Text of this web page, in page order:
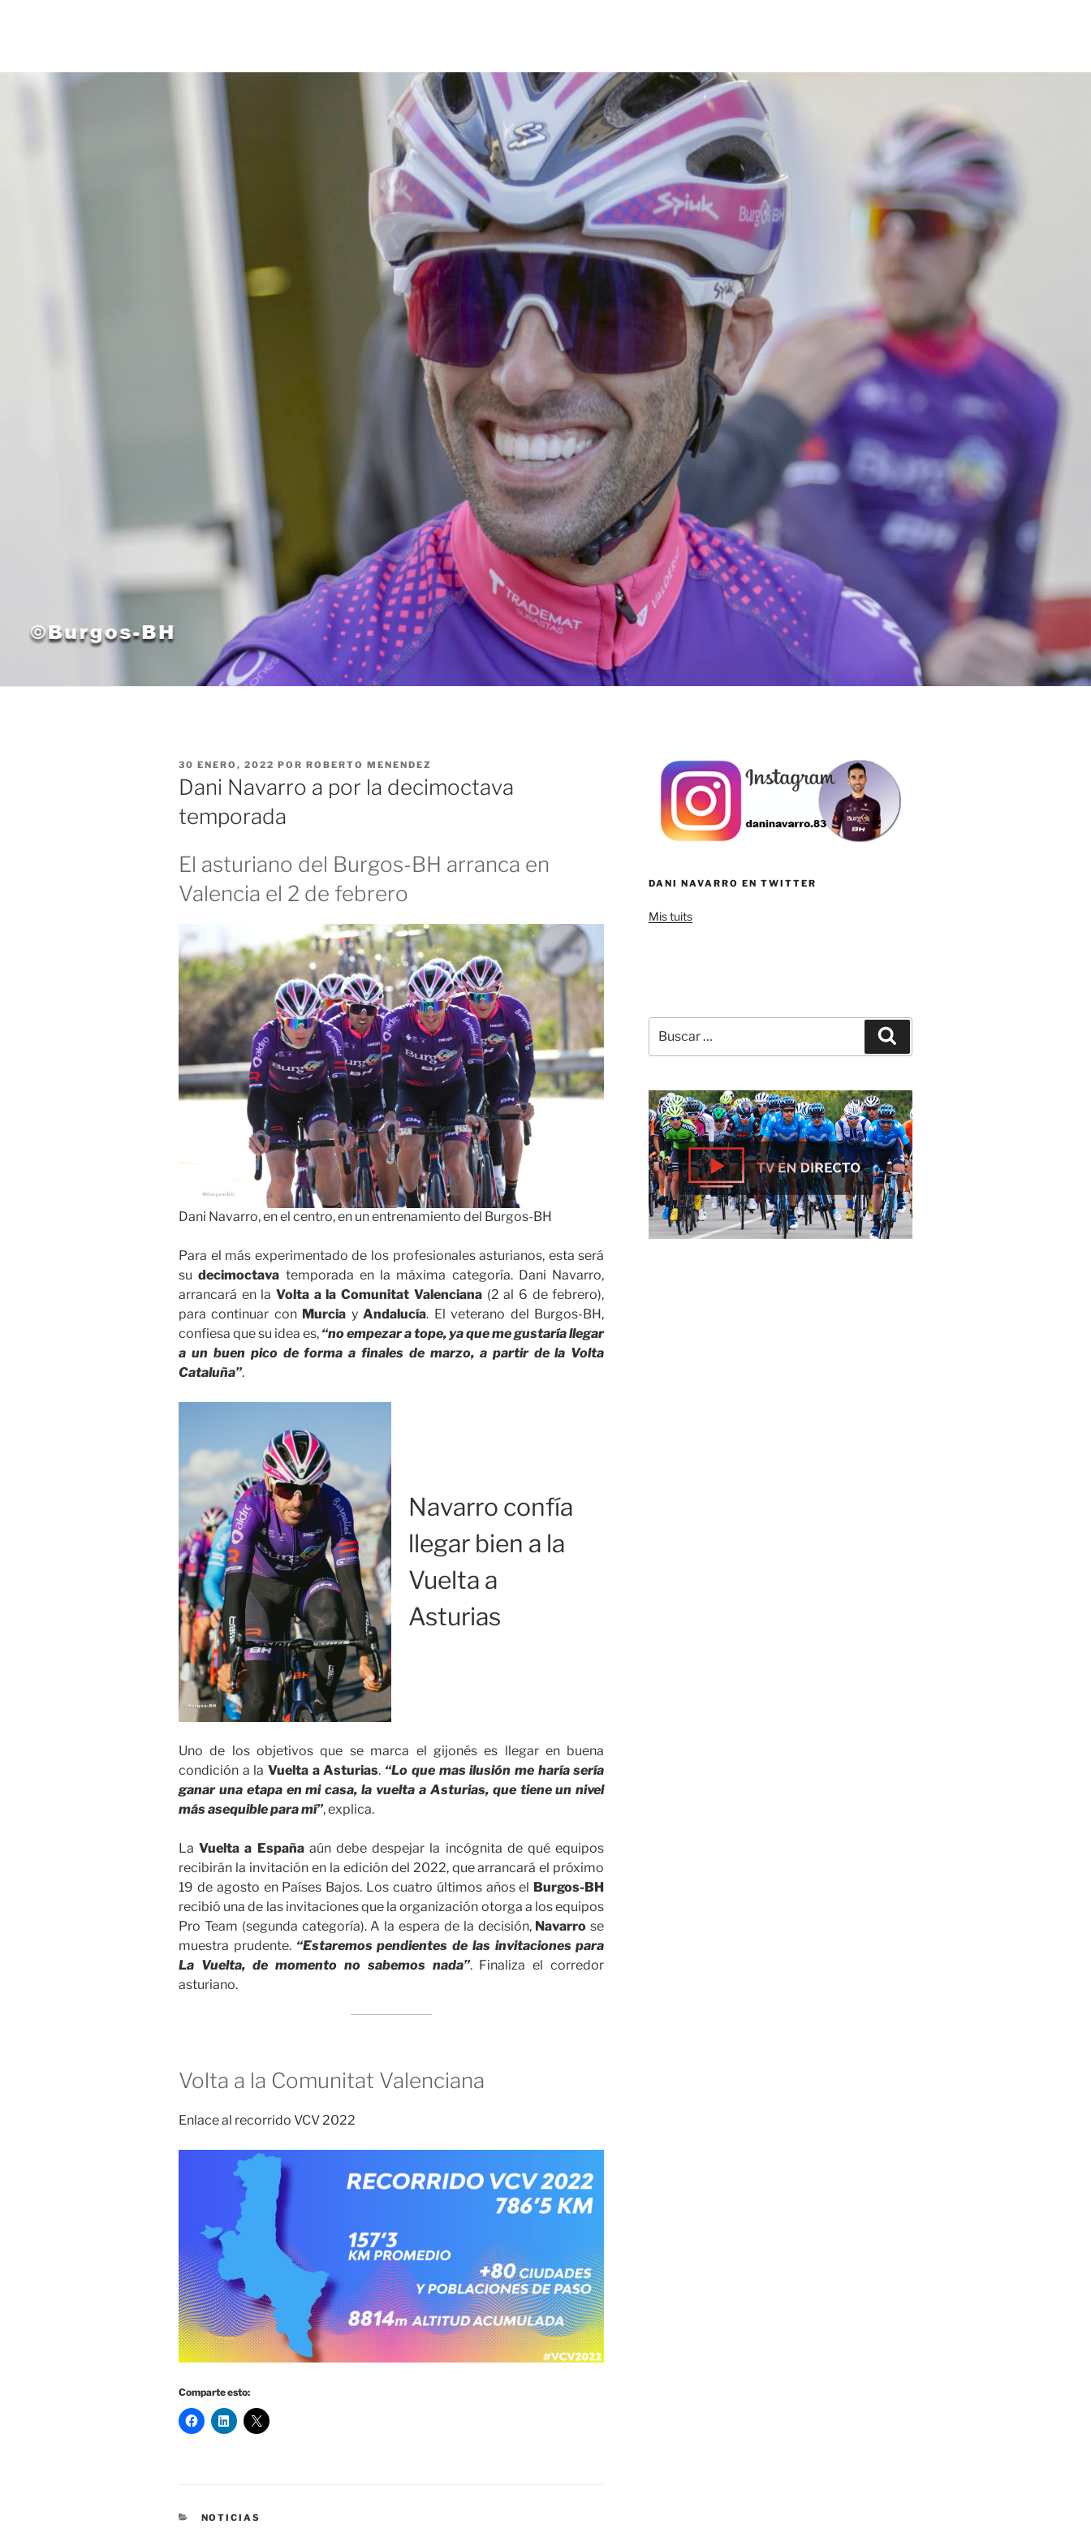
PUBLICADO
EL
30 ENERO, 2022 POR ROBERTO MENENDEZ
Dani Navarro a por la decimoctava
temporada
El asturiano del Burgos-BH arranca en
Valencia el 2 de febrero
Dani Navarro, en el centro, en un entrenamiento del Burgos-BH
Para el más experimentado de los profesionales asturianos, esta será
sudecimoctava temporada en la máxima categoría. Dani Navarro,
arrancará en laVolta a la Comunitat Valenciana(2 al 6 de febrero),
para continuar con Murcia yAndalucía. El veterano del Burgos-BH,
confiesa que su idea es, “no empezar a tope, ya que me gustaría llegar
a un buen pico de forma a finales de marzo, a partir de la Volta
Cataluña”.
Navarro confía
llegar bien a la
Vuelta a
Asturias
Uno de los objetivos que se marca el gijonés es llegar en buena
condición a laVuelta a Asturias. “Lo que mas ilusión me haría sería
ganar una etapa en mi casa, la vuelta a Asturias, que tiene un nivel
más asequible para mí”, explica.
LaVuelta a Españaaún debe despejar la incógnita de qué equipos
recibirán la invitación en la edición del 2022, que arrancará el próximo
19 de agosto en Países Bajos. Los cuatro últimos años el Burgos-BH
recibió una de las invitaciones que la organización otorga a los equipos
Pro Team (segunda categoría). A la espera de la decisión, Navarro se
muestra prudente. “Estaremos pendientes de las invitaciones para
La Vuelta, de momento no sabemos nada”. Finaliza el corredor
asturiano.
Volta a la Comunitat Valenciana
Enlace al recorrido VCV 2022
Comparte esto:
CATEGORÍAS
NOTICIAS
DANI NAVARRO EN TWITTER
Mis tuits
por: